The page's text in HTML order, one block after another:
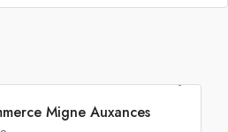
INVESTISSEMENT
Migne Auxances